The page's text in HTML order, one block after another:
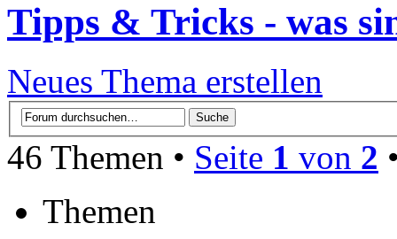
Tipps & Tricks - was
Neues Thema erstellen
46 Themen • Seite 1 von 2
Themen